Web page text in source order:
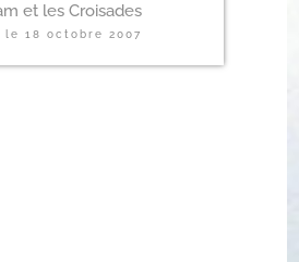
et les Croisades
le 18 octobre 2007